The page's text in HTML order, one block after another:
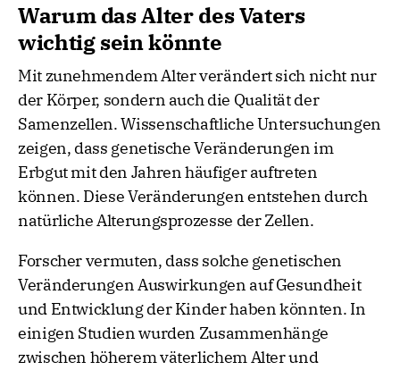
Warum das Alter des Vaters
wichtig sein könnte
Mit zunehmendem Alter verändert sich nicht nur
der Körper, sondern auch die Qualität der
Samenzellen. Wissenschaftliche Untersuchungen
zeigen, dass genetische Veränderungen im
Erbgut mit den Jahren häufiger auftreten
können. Diese Veränderungen entstehen durch
natürliche Alterungsprozesse der Zellen.
Forscher vermuten, dass solche genetischen
Veränderungen Auswirkungen auf Gesundheit
und Entwicklung der Kinder haben könnten. In
einigen Studien wurden Zusammenhänge
zwischen höherem väterlichem Alter und